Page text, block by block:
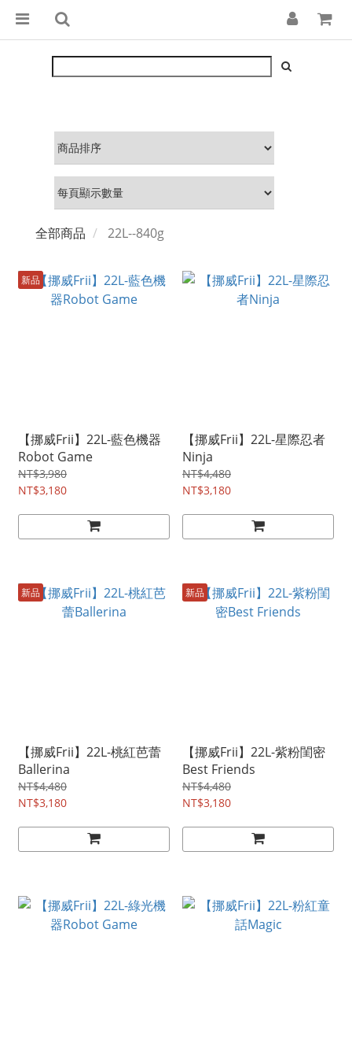
全部商品 22L--840g
新品
【挪威Frii】22L-藍色機器
Robot Game
NT$3,980
NT$3,180
【挪威Frii】22L-星際忍者
Ninja
NT$4,480
NT$3,180
新品
【挪威Frii】22L-桃紅芭蕾
Ballerina
NT$4,480
NT$3,180
新品
【挪威Frii】22L-紫粉閨密
Best Friends
NT$4,480
NT$3,180